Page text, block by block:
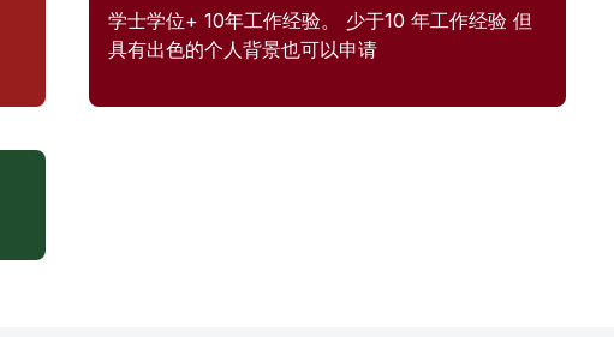
学士学位+ 10年工作经验。 少于10 年工作经验 但
具有出色的个人背景也可以申请